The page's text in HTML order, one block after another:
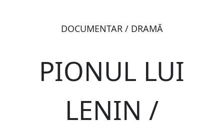
DOCUMENTAR / DRAMĂ
PIONUL LUI
LENIN /